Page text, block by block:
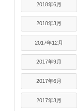
2018年6月
2018年3月
2017年12月
2017年9月
2017年6月
2017年3月